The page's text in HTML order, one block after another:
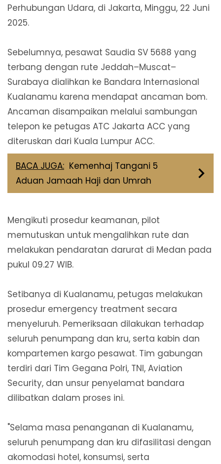
Perhubungan Udara, di Jakarta, Minggu, 22 Juni
2025.
Sebelumnya, pesawat Saudia SV 5688 yang
terbang dengan rute Jeddah–Muscat–
Surabaya dialihkan ke Bandara Internasional
Kualanamu karena mendapat ancaman bom.
Ancaman disampaikan melalui sambungan
telepon ke petugas ATC Jakarta ACC yang
diteruskan dari Kuala Lumpur ACC.
BACA JUGA: Kemenhaj Tangani 5
Aduan Jamaah Haji dan Umrah
Mengikuti prosedur keamanan, pilot
memutuskan untuk mengalihkan rute dan
melakukan pendaratan darurat di Medan pada
pukul 09.27 WIB.
Setibanya di Kualanamu, petugas melakukan
prosedur emergency treatment secara
menyeluruh. Pemeriksaan dilakukan terhadap
seluruh penumpang dan kru, serta kabin dan
kompartemen kargo pesawat. Tim gabungan
terdiri dari Tim Gegana Polri, TNI, Aviation
Security, dan unsur penyelamat bandara
dilibatkan dalam proses ini.
"Selama masa penanganan di Kualanamu,
seluruh penumpang dan kru difasilitasi dengan
akomodasi hotel, konsumsi, serta